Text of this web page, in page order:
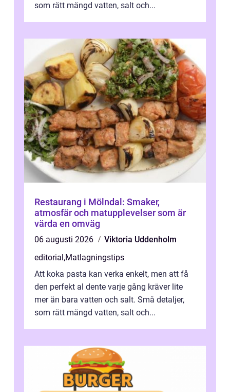
som rätt mängd vatten, salt och...
Restaurang i Mölndal: Smaker,
atmosfär och matupplevelser som är
värda en omväg
06 augusti 2026
Viktoria Uddenholm
editorial ,Matlagningstips
Att koka pasta kan verka enkelt, men att få
den perfekt al dente varje gång kräver lite
mer än bara vatten och salt. Små detaljer,
som rätt mängd vatten, salt och...